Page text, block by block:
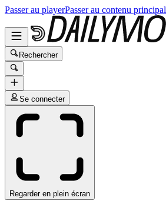
Passer au playerPasser au contenu principal
Rechercher
Se connecter
Regarder en plein écran